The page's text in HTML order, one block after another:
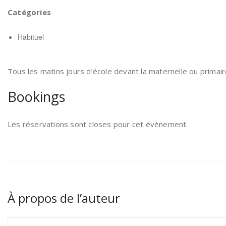
Catégories
Habituel
Tous les matins jours d’école devant la maternelle ou
Bookings
Les réservations sont closes pour cet évènement.
À propos de l’auteur